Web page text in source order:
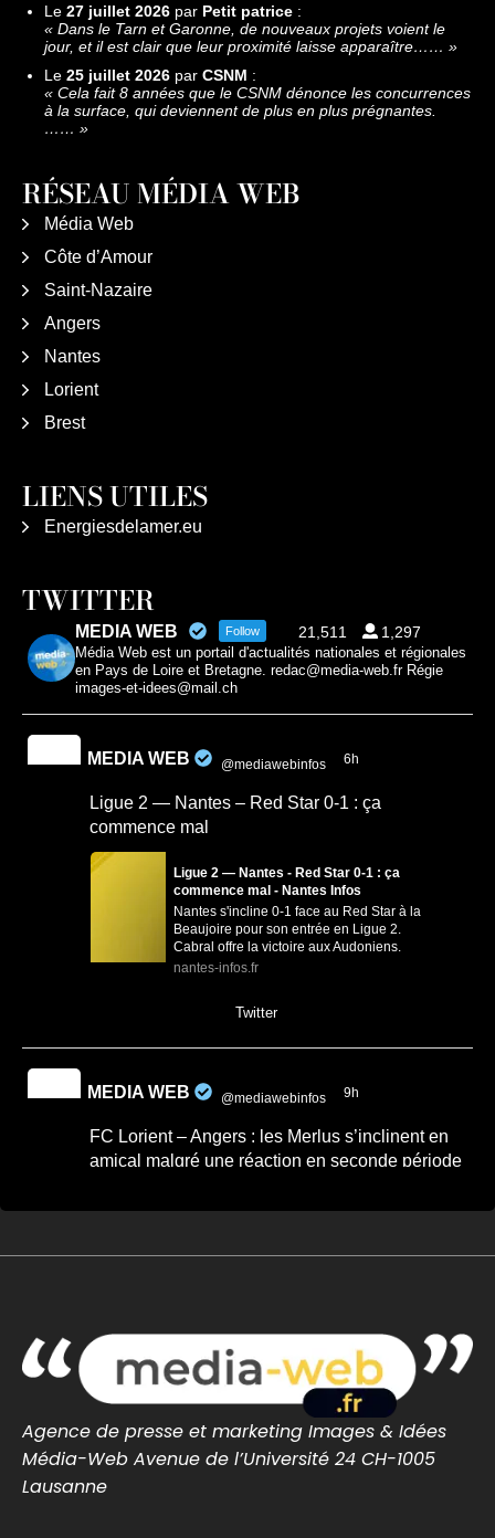
Le 27 juillet 2026 par Petit patrice :
« Dans le Tarn et Garonne, de nouveaux projets voient le
jour, et il est clair que leur proximité laisse apparaître…… »
Le 25 juillet 2026 par CSNM :
« Cela fait 8 années que le CSNM dénonce les concurrences
à la surface, qui deviennent de plus en plus prégnantes.
…… »
RÉSEAU MÉDIA WEB
Média Web
Côte d’Amour
Saint-Nazaire
Angers
Nantes
Lorient
Brest
LIENS UTILES
Energiesdelamer.eu
TWITTER
MEDIA WEB Follow 21,511 1,297
Média Web est un portail d'actualités nationales et régionales
en Pays de Loire et Bretagne. redac@media-web.fr Régie
images-et-idees@mail.ch
MEDIA WEB @mediawebinfos 6h
Ligue 2 — Nantes – Red Star 0-1 : ça
commence mal
Ligue 2 — Nantes - Red Star 0-1 : ça
commence mal - Nantes Infos
Nantes s'incline 0-1 face au Red Star à la
Beaujoire pour son entrée en Ligue 2.
Cabral offre la victoire aux Audoniens.
nantes-infos.fr
Twitter
MEDIA WEB @mediawebinfos 9h
FC Lorient – Angers : les Merlus s’inclinent en
amical malgré une réaction en seconde période
0 0 Twitter
MEDIA WEB @mediawebinfos 7 Août
Une arnaque aux faux agents refait surface en
Agence de presse et marketing Images & Idées
Média-Web Avenue de l’Université 24 CH-1005
Lausanne